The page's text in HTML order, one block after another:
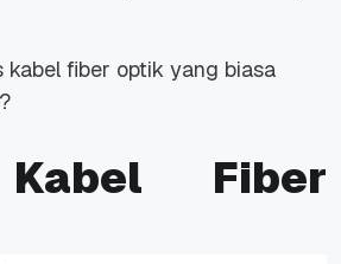
kabel fiber optik yang biasa
Fiber